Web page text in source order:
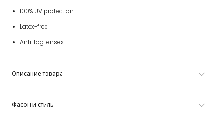
100% UV protection
Latex-free
Anti-fog lenses
Описание товара
Фасон и стиль